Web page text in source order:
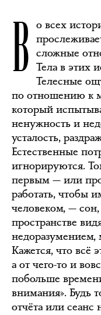
В о всех
сложные
Тела в этих
Телесные
по отношению к
который
ненужность и
усталость,
Естественные
игнорируются.
первым — или
работать, чтобы
человеком, —
пространстве
Кажется, что всё
а от чего-то и
побольше
внимания». Будь
отчёта или сеанс